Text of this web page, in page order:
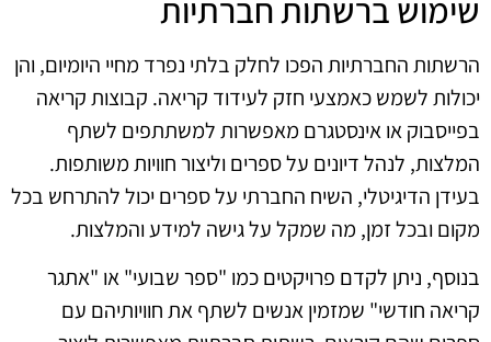
שימוש ברשתות חברתיות
הרשתות החברתיות הפכו לחלק בלתי נפרד מחיי היומיום, והן
יכולות לשמש כאמצעי חזק לעידוד קריאה. קבוצות קריאה
בפייסבוק או אינסטגרם מאפשרות למשתתפים לשתף
המלצות, לנהל דיונים על ספרים וליצור חוויות משותפות.
בעידן הדיגיטלי, השיח החברתי על ספרים יכול להתרחש בכל
מקום ובכל זמן, מה שמקל על גישה למידע והמלצות.
בנוסף, ניתן לקדם פרויקטים כמו "ספר שבועי" או "אתגר
קריאה חודשי" שמזמין אנשים לשתף את חוויותיהם עם